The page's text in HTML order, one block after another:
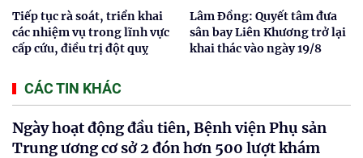
Tiếp tục rà soát, triển khai
các nhiệm vụ trong lĩnh vực
cấp cứu, điều trị đột quỵ
Lâm Đồng: Quyết tâm đưa
sân bay Liên Khương trở lại
khai thác vào ngày 19/8
CÁC TIN KHÁC
Ngày hoạt động đầu tiên, Bệnh viện Phụ sản
Trung ương cơ sở 2 đón hơn 500 lượt khám